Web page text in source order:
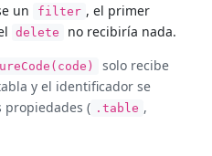
un filter , el primer
delete
no recibiría nada.
solo recibe
y el identificador se
propiedades ( .table ,